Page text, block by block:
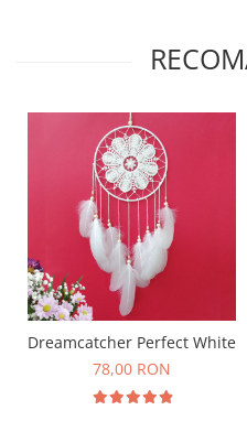
Dreamcatcher Perfect White
78,00 RON